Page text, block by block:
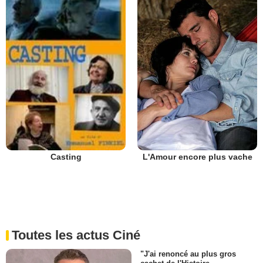
Casting L'Amour encore plus vache
Toutes les actus Ciné
"J'ai renoncé au plus gros